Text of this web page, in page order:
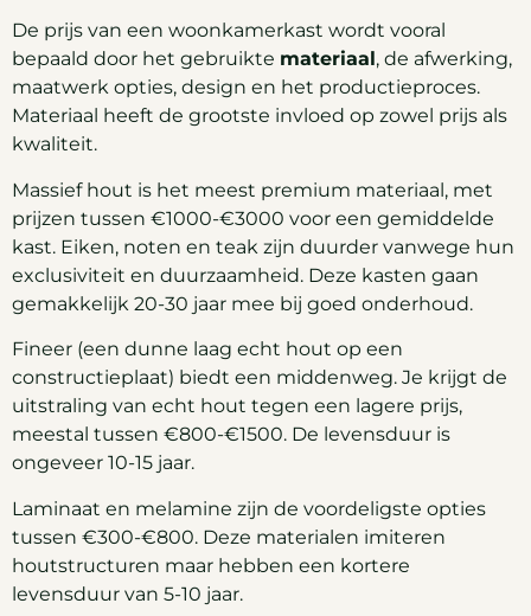
De prijs van een woonkamerkast wordt vooral
bepaald door het gebruikte materiaal, de afwerking,
maatwerk opties, design en het productieproces.
Materiaal heeft de grootste invloed op zowel prijs als
kwaliteit.
Massief hout is het meest premium materiaal, met
prijzen tussen €1000-€3000 voor een gemiddelde
kast. Eiken, noten en teak zijn duurder vanwege hun
exclusiviteit en duurzaamheid. Deze kasten gaan
gemakkelijk 20-30 jaar mee bij goed onderhoud.
Fineer (een dunne laag echt hout op een
constructieplaat) biedt een middenweg. Je krijgt de
uitstraling van echt hout tegen een lagere prijs,
meestal tussen €800-€1500. De levensduur is
ongeveer 10-15 jaar.
Laminaat en melamine zijn de voordeligste opties
tussen €300-€800. Deze materialen imiteren
houtstructuren maar hebben een kortere
levensduur van 5-10 jaar.